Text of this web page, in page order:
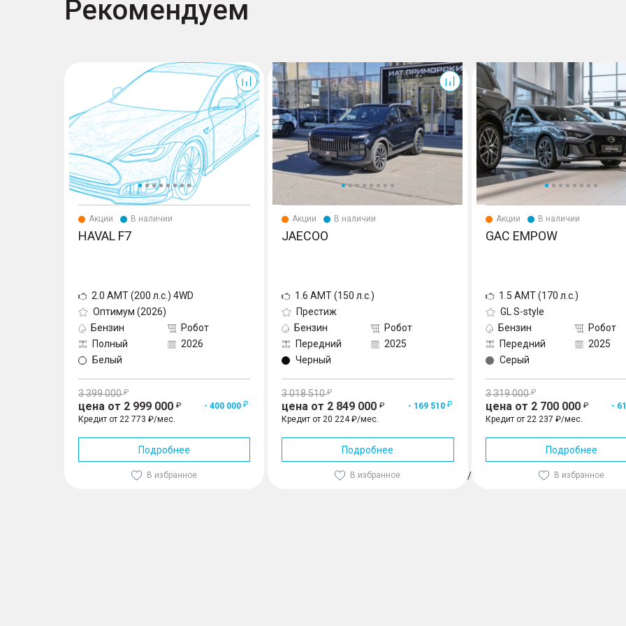
Рекомендуем
Акции В наличии
HAVAL F7
2.0 AMT (200 л.с.) 4WD
Оптимум (2026)
Бензин
Робот
Полный
2026
Белый
3 399 000
цена от 2 999 000
- 400 000
Кредит от 22 773 ₽/мес.
Подробнее
В избранное
Акции В наличии
JAECOO
1.6 AMT (150 л.с.)
Престиж
Бензин
Робот
Передний
2025
Черный
3 018 510
цена от 2 849 000
- 169 510
Кредит от 20 224 ₽/мес.
Подробнее
В избранное
Empow
Акции В наличии
GAC EMPOW
1.5 AMT (170 л.с.)
GL S-style
Бензин
Робот
Передний
2025
Серый
3 319 000
цена от 2 700 000
-
Кредит от 22 237 ₽/мес.
Подробнее
В избранное
/